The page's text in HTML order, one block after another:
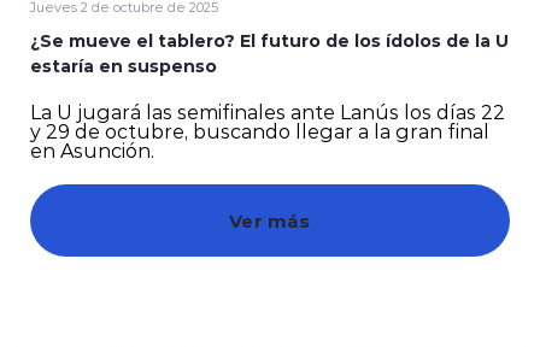
Jueves 2 de octubre de 2025
¿Se mueve el tablero? El futuro de los ídolos de la U
estaría en suspenso
La U jugará las semifinales ante Lanús los días 22
y 29 de octubre, buscando llegar a la gran final
en Asunción.
Ver más